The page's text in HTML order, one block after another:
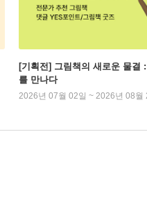
[기획전] 그림책의 새로운 물결
를 만나다
2026년 07월 02일 ~ 2026년 08월